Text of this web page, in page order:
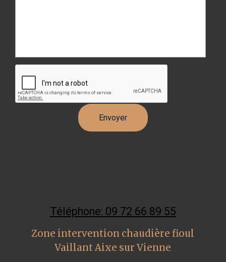
Téléphone: 09 72 66 89 55
Zone intervention chaudière fioul
Vaillant Aixe sur Vienne